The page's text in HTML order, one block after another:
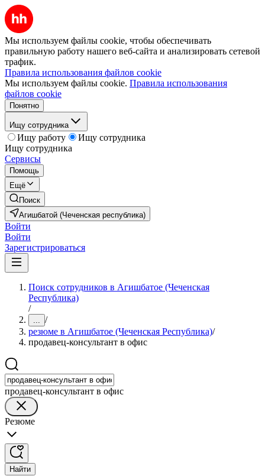
Мы используем файлы cookie, чтобы обеспечивать
правильную работу нашего веб-сайта и анализировать сетевой
трафик.
Правила использования файлов cookie
Мы используем файлы cookie. Правила использования
файлов cookie
Понятно
Ищу сотрудника
Ищу работу
Ищу сотрудника
Ищу сотрудника
Сервисы
Помощь
Ещё
Поиск
Агишбатой (Чеченская республика)
Войти
Войти
Зарегистрироваться
Поиск сотрудников в Агишбатое (Чеченская
Республика)
/
... /
резюме в Агишбатое (Чеченская Республика)/
продавец-консультант в офис
продавец-консультант в офис
Резюме
Найти